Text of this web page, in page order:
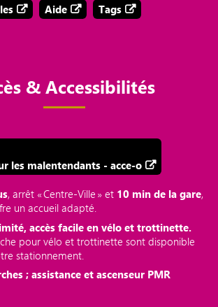
Aide Tags
& Accessibilités
les malentendants - acce-o
, arrêt « Centre‑Ville » et 10 min de la gare,
un accueil adapté.
accès facile en vélo et trottinette.
pour vélo et trottinette sont disponible
stationnement.
; assistance et ascenseur PMR